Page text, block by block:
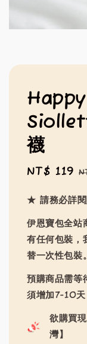
襪
Sale
NT$ 119
★ 請務必詳
伊恩寶包全站
有任何包裝，
替一次性包裝。
預購商品需等
須增加7-10天
欲購買
灣】